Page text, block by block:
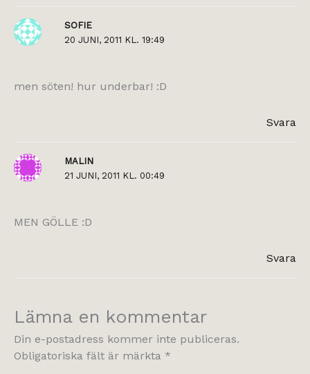
SOFIE
20 JUNI, 2011 KL. 19:49
men söten! hur underbar! :D
Svara
MALIN
21 JUNI, 2011 KL. 00:49
MEN GÖLLE :D
Svara
Lämna en kommentar
Din e-postadress kommer inte publiceras.
Obligatoriska fält är märkta *